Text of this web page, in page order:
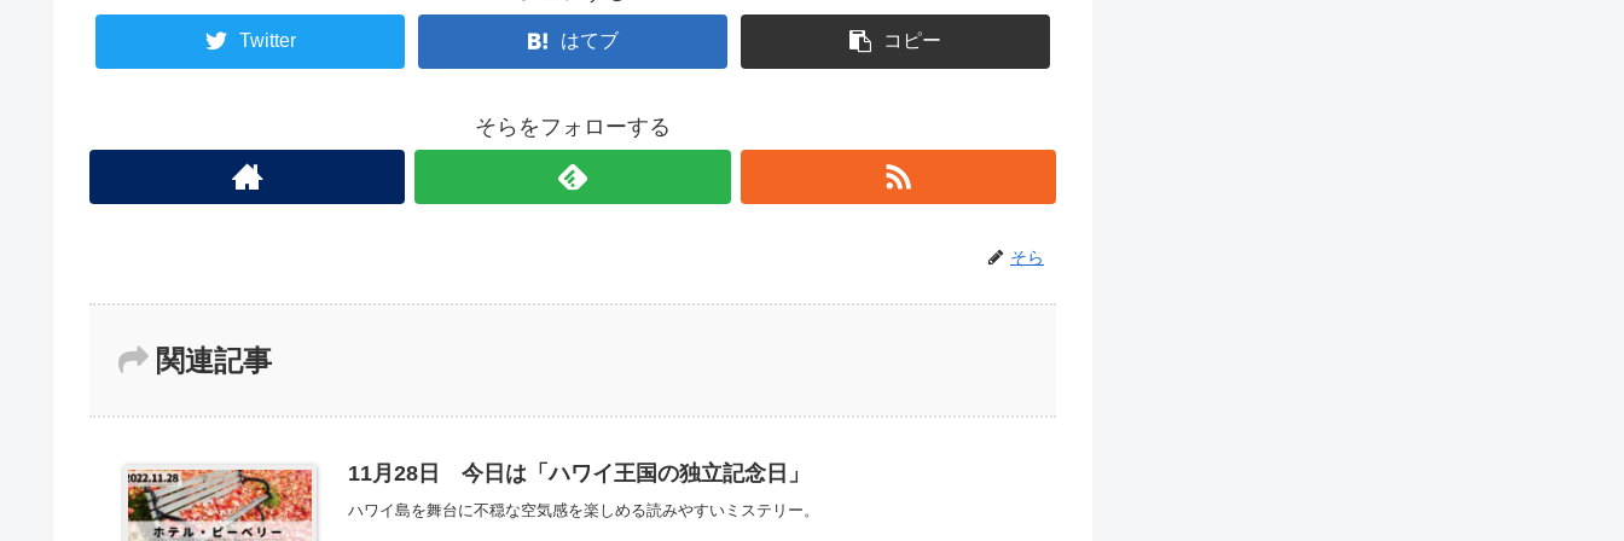
Twitter はてブ コピー
そらをフォローする
そら
関連記事
11月28日 今日は「ハワイ王国の独立記念日」
ハワイ島を舞台に不穏な空気感を楽しめる読みやすいミステリー。